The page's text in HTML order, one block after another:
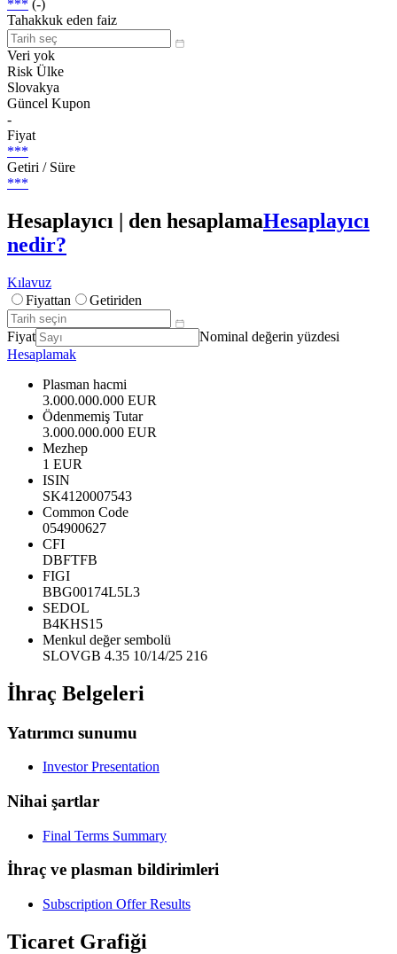
*** (-)
Tahakkuk eden faiz
Veri yok
Risk Ülke
Slovakya
Güncel Kupon
-
Fiyat
***
Getiri / Süre
***
Hesaplayıcı | den hesaplamaHesaplayıcı
nedir?
Kılavuz
Fiyattan
Getiriden
Fiyat
Nominal değerin yüzdesi
Hesaplamak
Plasman hacmi
3.000.000.000 EUR
Ödenmemiş Tutar
3.000.000.000 EUR
Mezhep
1 EUR
ISIN
SK4120007543
Common Code
054900627
CFI
DBFTFB
FIGI
BBG00174L5L3
SEDOL
B4KHS15
Menkul değer sembolü
SLOVGB 4.35 10/14/25 216
İhraç Belgeleri
Yatırımcı sunumu
Investor Presentation
Nihai şartlar
Final Terms Summary
İhraç ve plasman bildirimleri
Subscription Offer Results
Ticaret Grafiği